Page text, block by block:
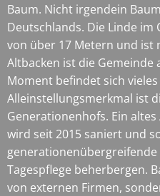
Baum. Nicht irgendein
Deutschlands. Die Linde
von über 17 Metern und ist
Altbacken ist die Gemeinde
Moment befindet sich
Alleinstellungsmerkmal ist
Generationenhofs. Ein
wird seit 2015 saniert und
Tagespflege beherbergen.
von externen Firmen,